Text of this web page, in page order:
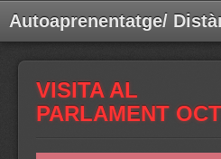
Autoaprenentatge/
VISITA AL
PARLAMENT